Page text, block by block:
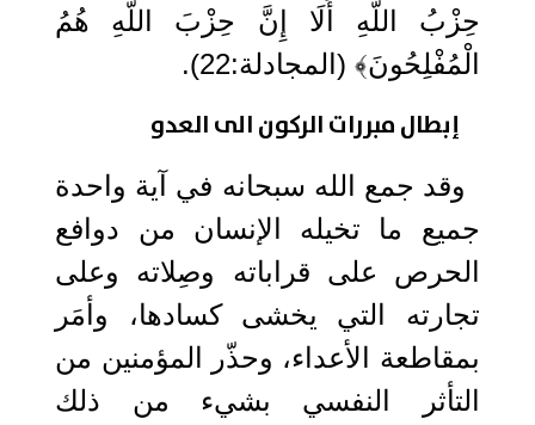
حِزْبُ اللَّهِ أَلَا إِنَّ حِزْبَ اللَّهِ هُمُ
الْمُفْلِحُونَ﴾ (المجادلة:22).
إبطال مبررات الركون الى العدو
وقد جمع الله سبحانه في آية واحدة
جميع ما تخيله الإنسان من دوافع
الحرص على قراباته وصِلاته وعلى
تجارته التي يخشى كسادها، وأمَر
بمقاطعة الأعداء، وحذّر المؤمنين من
التأثر النفسي بشيء من ذلك